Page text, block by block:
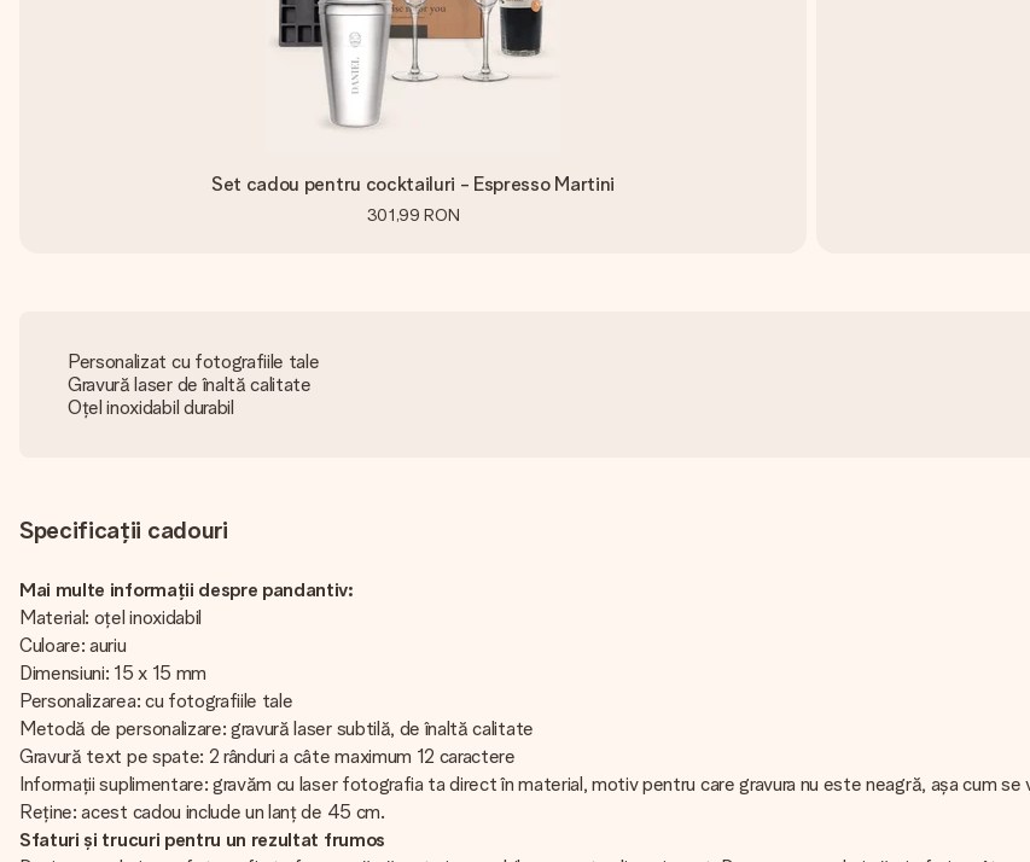
Set cadou pentru cocktailuri - Espresso Martini
301,99 RON
Personalizat cu fotografiile tale
Gravură laser de înaltă calitate
Oțel inoxidabil durabil
Specificații cadouri
Mai multe informații despre pandantiv:
Material: oțel inoxidabil
Culoare: auriu
Dimensiuni: 15 x 15 mm
Personalizarea: cu fotografiile tale
Metodă de personalizare: gravură laser subtilă, de înaltă calitate
Gravură text pe spate: 2 rânduri a câte maximum 12 caractere
Informații suplimentare: gravăm cu laser fotografia ta direct în material, motiv pentru care gravura nu este neagră, așa cum se
Reține: acest cadou include un lanț de 45 cm.
Sfaturi și trucuri pentru un rezultat frumos